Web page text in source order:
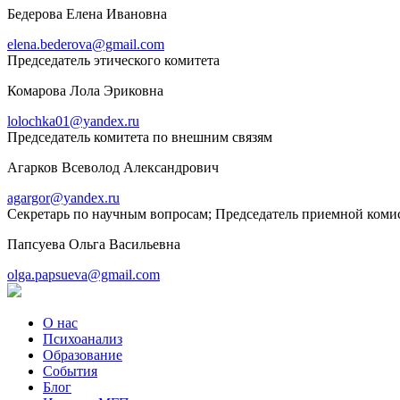
Бедерова Елена Ивановна
elena.bederova@gmail.com
Председатель этического комитета
Комарова Лола Эриковна
lolochka01@yandex.ru
Председатель комитета по внешним связям
Агарков Всеволод Александрович
agargor@yandex.ru
Секретарь по научным вопросам; Председатель приемной
Папсуева Ольга Васильевна
olga.papsueva@gmail.com
О нас
Психоанализ
Образование
События
Блог